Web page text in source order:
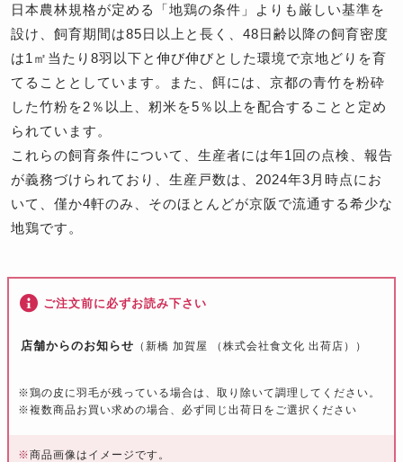
日本農林規格が定める「地鶏の条件」よりも厳しい基準を
設け、飼育期間は85日以上と長く、48日齢以降の飼育密度
は1㎡当たり8羽以下と伸び伸びとした環境で京地どりを育
てることとしています。また、餌には、京都の青竹を粉砕
した竹粉を2％以上、籾米を5％以上を配合することと定め
られています。
これらの飼育条件について、生産者には年1回の点検、報告
が義務づけられており、生産戸数は、2024年3月時点にお
いて、僅か4軒のみ、そのほとんどが京阪で流通する希少な
地鶏です。
ご注文前に必ずお読み下さい
店舗からのお知らせ （新橋 加賀屋 （株式会社食文化 出荷店））
※鶏の皮に羽毛が残っている場合は、取り除いて調理してください。
※複数商品お買い求めの場合、必ず同じ出荷日をご選択ください
※商品画像はイメージです。